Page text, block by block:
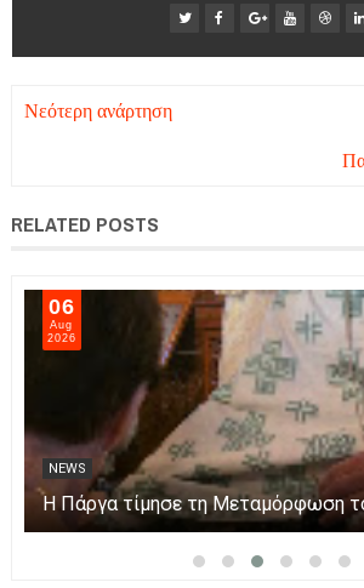
Νεότερη ανάρτηση
RELATED POSTS
06
Aug
2026
NEWS
Η Πάργα τίμησε τη Μεταμόρφωση